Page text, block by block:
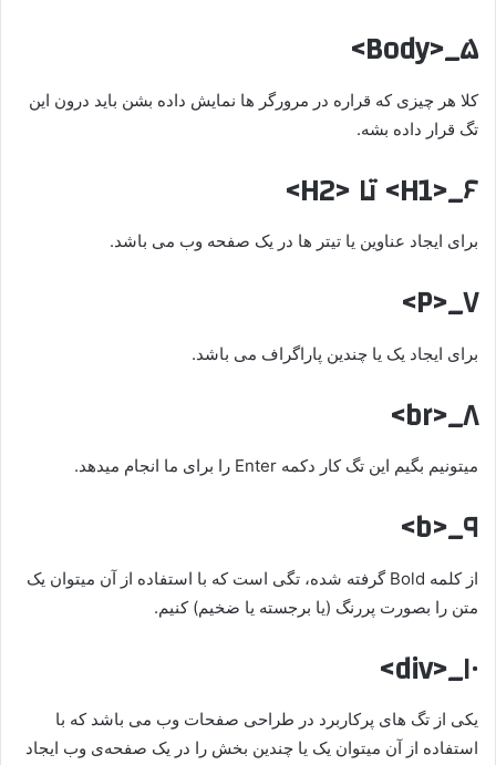
۵_<Body>
کلا هر چیزی که قراره در مرورگر ها نمایش داده بشن باید درون این
تگ قرار داده بشه.
۶_<H1> تا <H2>
برای ایجاد عناوین یا تیتر ها در یک صفحه وب می باشد.
۷_<P>
برای ایجاد یک یا چندین پاراگراف می باشد.
۸_<br>
میتونیم بگیم این تگ کار دکمه Enter را برای ما انجام میدهد.
۹_<b>
از کلمه Bold گرفته شده، تگی است که با استفاده از آن میتوان یک
متن را بصورت پررنگ (یا برجسته یا ضخیم) کنیم.
۱۰_<div>
یکی از تگ های پرکاربرد در طراحی صفحات وب می باشد که با
استفاده از آن میتوان یک یا چندین بخش را در یک صفحه‌ی وب ایجاد